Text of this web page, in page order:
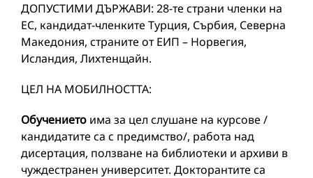
ДОПУСТИМИ ДЪРЖАВИ: 28-те страни членки на
ЕС, кандидат-членките Турция, Сърбия, Северна
Македония, страните от ЕИП – Норвегия,
Исландия, Лихтенщайн.
ЦЕЛ НА МОБИЛНОСТТА:
Обучениетоима за цел слушане на курсове /
кандидатите са с предимство/, работа над
дисертация, ползване на библиотеки и архиви в
чуждестранен университет. Докторантите са